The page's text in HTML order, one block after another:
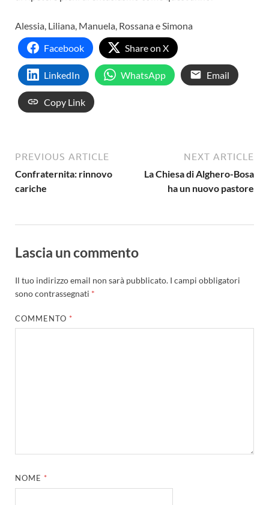
Alessia, Liliana, Manuela, Rossana e Simona
Facebook
Share on X
LinkedIn WhatsApp Email
Copy Link
PREVIOUS ARTICLE
Confraternita: rinnovo
cariche
NEXT ARTICLE
La Chiesa di Alghero-Bosa
ha un nuovo pastore
Lascia un commento
Il tuo indirizzo email non sarà pubblicato. I campi obbligatori
sono contrassegnati *
COMMENTO *
NOME *